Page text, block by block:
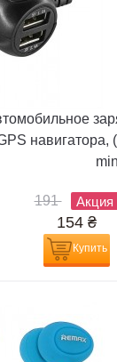
навигатора,
191 Акция
154 ₴
Купить